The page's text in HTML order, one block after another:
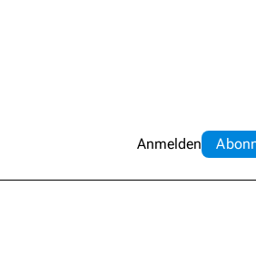
Anmelden Abo